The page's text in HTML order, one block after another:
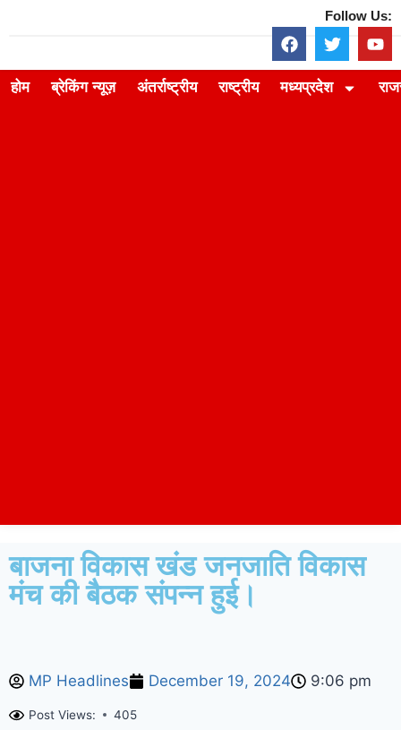
Follow Us:
होम ब्रेकिंग न्यूज़ अंतर्राष्ट्रीय राष्ट्रीय मध्यप्रदेश
बाजना विकास खंड जनजाति विकास
मंच की बैठक संपन्न हुई।
MP Headlines December 19, 2024 9:06 pm
Post Views: 405